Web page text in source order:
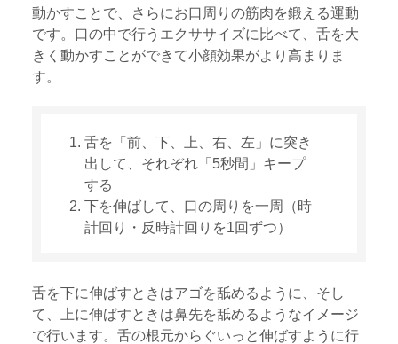
動かすことで、さらにお口周りの筋肉を鍛える運動
です。口の中で行うエクササイズに比べて、舌を大
きく動かすことができて小顔効果がより高まりま
す。
舌を「前、下、上、右、左」に突き
出して、それぞれ「5秒間」キープ
する
下を伸ばして、口の周りを一周（時
計回り・反時計回りを1回ずつ）
舌を下に伸ばすときはアゴを舐めるように、そし
て、上に伸ばすときは鼻先を舐めるようなイメージ
で行います。舌の根元からぐいっと伸ばすように行